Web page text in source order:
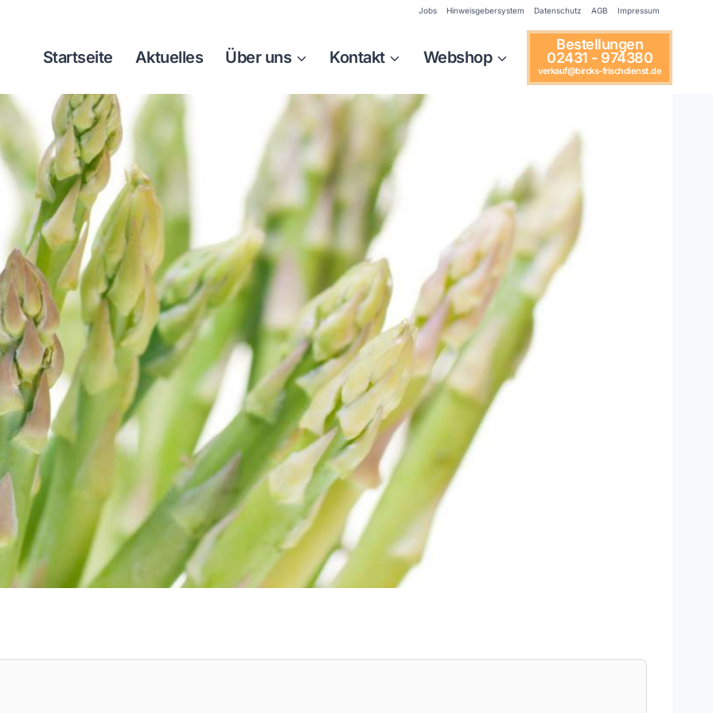
Jobs Hinweisgebersystem Datenschutz AGB Impressum
Startseite Aktuelles Über uns Kontakt Webshop
Bestellungen
02431 - 974380
verkauf@bircks-frischdienst.de